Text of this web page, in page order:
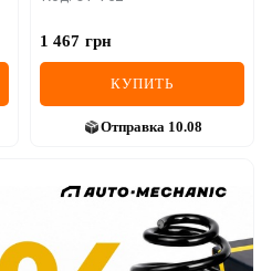
1 467 грн
КУПИТЬ
Отправка 10.08